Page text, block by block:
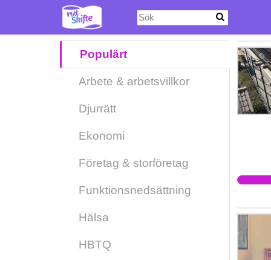
huvudinnehåll
Populärt
Arbete & arbetsvillkor
Djurrätt
Ekonomi
Företag & storföretag
Funktionsnedsättning
Hälsa
HBTQ